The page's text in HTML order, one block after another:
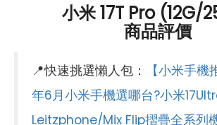
8K（
自動對焦
有
光學防手震
有
小米 17T Pro (12G/
商品評價
📍快速挑選懶人包：
【小米手
年6月小米手機選哪台?小米
Leitzphone/Mix Flip摺疊全系列